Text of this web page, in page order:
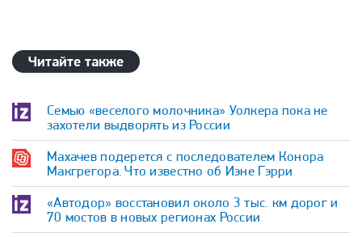
Читайте также
Семью «веселого молочника» Уолкера пока не
захотели выдворять из России
Махачев подерется с последователем Конора
Макгрегора. Что известно об Иэне Гэрри
«Автодор» восстановил около 3 тыс. км дорог и
70 мостов в новых регионах России